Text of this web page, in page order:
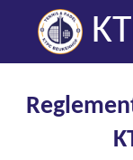
direct
naar
hoofdinhoud